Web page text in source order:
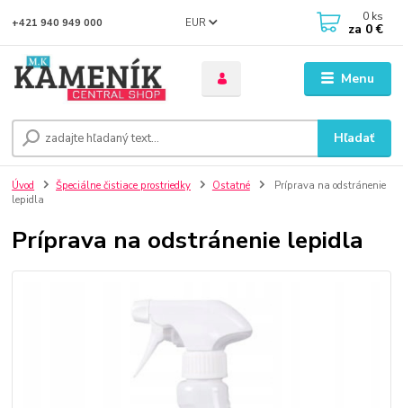
Menu
EUR
Hľadať
+421 940 949 000 0 ks
za 0 €
Úvod Špeciálne čistiace prostriedky Ostatné
Príprava na odstránenie
lepidla
Príprava na odstránenie lepidla